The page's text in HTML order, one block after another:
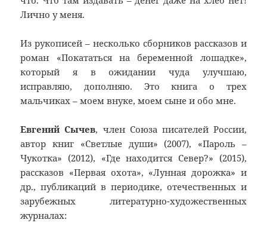
Лично у меня.
Из рукописей – несколько сборников рассказов и
роман «Покататься на беременной лошадке»,
который я в ожидании чуда улучшаю,
исправляю, дополняю. Это книга о трех
мальчиках – моем внуке, моем сыне и обо мне.
Евгений Сычев, член Союза писателей России,
автор книг «Светлые души» (2007), «Пароль –
Чукотка» (2012), «Где находится Север?» (2015),
рассказов «Первая охота», «Лунная дорожка» и
др., публикаций в периодике, отечественных и
зарубежных литературно-художественных
журналах: